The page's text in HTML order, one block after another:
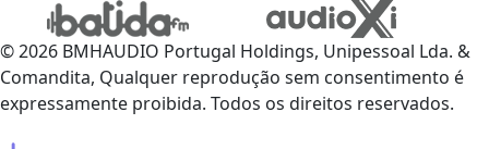
© 2026 BMHAUDIO Portugal Holdings, Unipessoal Lda. &
Comandita, Qualquer reprodução sem consentimento é
expressamente proibida. Todos os direitos reservados.